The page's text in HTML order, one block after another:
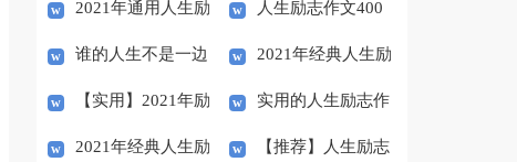
2021年通用人生励
志语录摘录68句
人生励志作文400
字7篇
谁的人生不是一边
拥有，一边失去励志文
章
2021年经典人生励
志语录锦集77句
【实用】2021年励
志的人生格言锦集67句
实用的人生励志作
文锦集7篇
2021年经典人生励 【推荐】人生励志